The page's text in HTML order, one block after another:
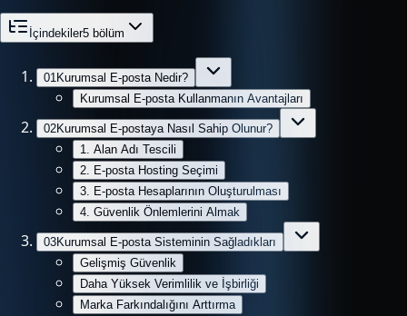
İçindekiler5 bölüm
01 Kurumsal E-posta Nedir?
Kurumsal E-posta Kullanmanın Avantajları
02Kurumsal E-postaya Nasıl Sahip Olunur?
1. Alan Adı Tescili
2. E-posta Hosting Seçimi
3. E-posta Hesaplarının Oluşturulması
4. Güvenlik Önlemlerini Almak
03Kurumsal E-posta Sisteminin Sağladıkları
Gelişmiş Güvenlik
Daha Yüksek Verimlilik ve İşbirliği
Marka Farkındalığını Arttırma